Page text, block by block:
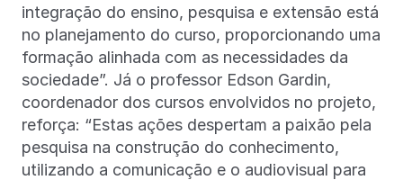
integração do ensino, pesquisa e extensão está
no planejamento do curso, proporcionando uma
formação alinhada com as necessidades da
sociedade”. Já o professor Edson Gardin,
coordenador dos cursos envolvidos no projeto,
reforça: “Estas ações despertam a paixão pela
pesquisa na construção do conhecimento,
utilizando a comunicação e o audiovisual para